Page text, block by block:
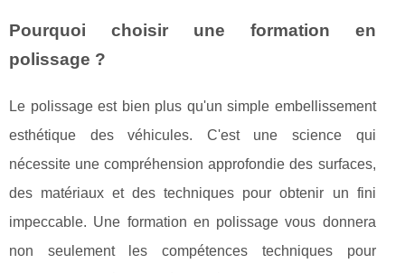
Pourquoi choisir une formation en
polissage ?
Le polissage est bien plus qu'un simple embellissement
esthétique des véhicules. C'est une science qui
nécessite une compréhension approfondie des surfaces,
des matériaux et des techniques pour obtenir un fini
impeccable. Une formation en polissage vous donnera
non seulement les compétences techniques pour